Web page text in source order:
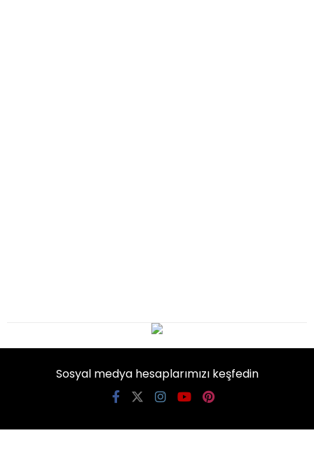
Sosyal medya hesaplarımızı keşfedin